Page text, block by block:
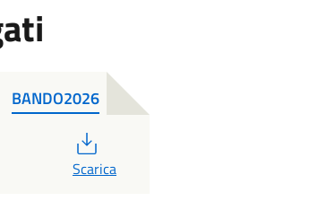
BANDO2026
PDF
Scarica